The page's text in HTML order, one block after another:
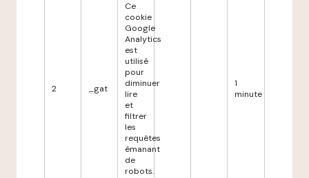
2 _gat
Ce
cookie
Google
Analytics
est
utilisé
pour
diminuer
lire
et
filtrer
les
requêtes
émanant
de
robots.
1
minute